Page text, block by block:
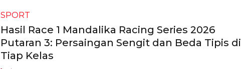
SPORT
Hasil Race 1 Mandalika Racing Series 2026
Putaran 3: Persaingan Sengit dan Beda Tipis di
Tiap Kelas